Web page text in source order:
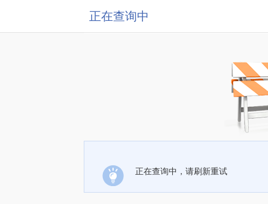
正在查询中
正在查询中，请刷新重试